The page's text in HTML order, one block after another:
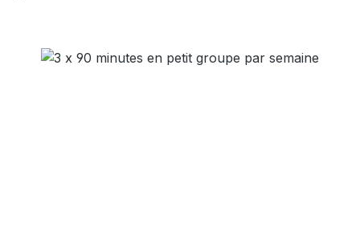
Ignorer la galerie d'images